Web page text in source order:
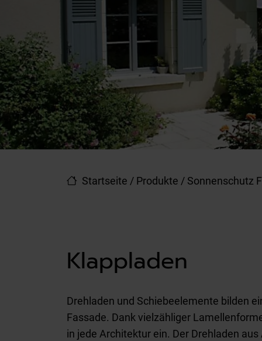
Startseite / Produkte / Sonnenschutz
Klappladen
Drehladen und Schiebeelemente bilden
Fassade. Dank vielzähliger
in jede Architektur ein. Der Drehladen